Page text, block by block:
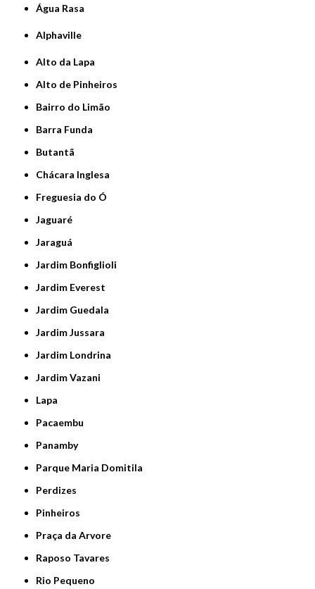
Água Rasa
Alphaville
Alto da Lapa
Alto de Pinheiros
Bairro do Limão
Barra Funda
Butantã
Chácara Inglesa
Freguesia do Ó
Jaguaré
Jaraguá
Jardim Bonfiglioli
Jardim Everest
Jardim Guedala
Jardim Jussara
Jardim Londrina
Jardim Vazani
Lapa
Pacaembu
Panamby
Parque Maria Domitila
Perdizes
Pinheiros
Praça da Arvore
Raposo Tavares
Rio Pequeno